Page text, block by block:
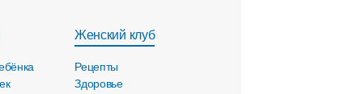
Женский клуб
Рецепты
Здоровье